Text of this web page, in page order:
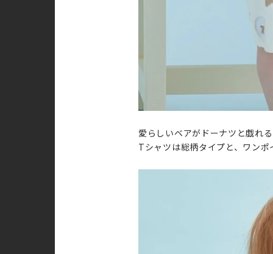
愛らしいベアがドーナツと戯れ
Tシャツは総柄タイプと、ワン